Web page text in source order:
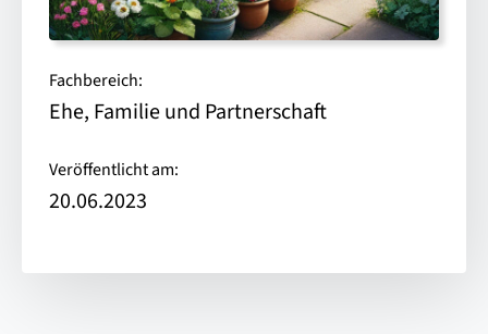
Fachbereich:
Ehe, Familie und Partnerschaft
Veröffentlicht am:
20.06.2023